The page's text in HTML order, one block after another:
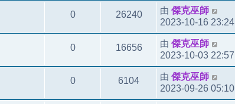
0 26240 由 傑克巫師
2023-10-16 23:24
0 16656 由 傑克巫師
2023-10-03 22:57
0 6104 由 傑克巫師
2023-09-26 05:10